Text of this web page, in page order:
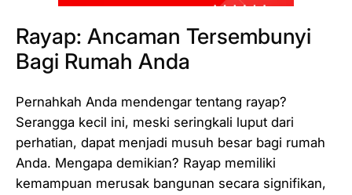
Rayap: Ancaman Tersembunyi
Bagi Rumah Anda
Pernahkah Anda mendengar tentang rayap?
Serangga kecil ini, meski seringkali luput dari
perhatian, dapat menjadi musuh besar bagi rumah
Anda. Mengapa demikian? Rayap memiliki
kemampuan merusak bangunan secara signifikan,